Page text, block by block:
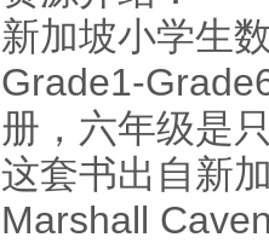
新加坡小学生
Grade1-
册，六年级是
这套书出自新
Marshall